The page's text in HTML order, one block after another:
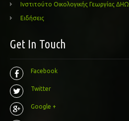
Ινστιτούτο Οικολογικής Γεωργίας ΔΗΩ
Ειδήσεις
Get In Touch
Facebook
Twitter
Google +